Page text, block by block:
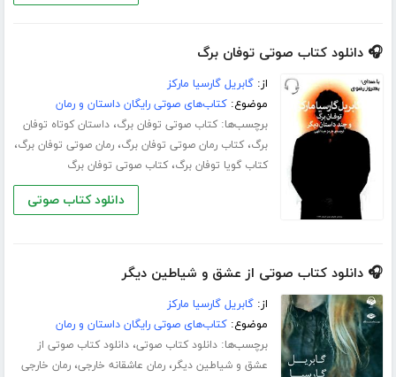
🎧 دانلود کتاب صوتی توفان برگ
از:گابریل گارسیا مارکز
موضوع:کتاب‌های صوتی رایگان داستان و رمان
برچسب‌ها:کتاب صوتی توفان برگ،داستان کوتاه توفان
برگ،کتاب رمان صوتی توفان برگ،رمان صوتی توفان برگ،
کتاب گویا توفان برگ،کتاب صوتی توفان برگ
دانلود کتاب صوتی
🎧 دانلود کتاب صوتی از عشق و شیاطین دیگر
از:گابریل گارسیا مارکز
موضوع:کتاب‌های صوتی رایگان داستان و رمان
برچسب‌ها:دانلود کتاب صوتی،دانلود کتاب صوتی از
عشق و شیاطین دیگر،رمان عاشقانه خارجی،رمان خارجی